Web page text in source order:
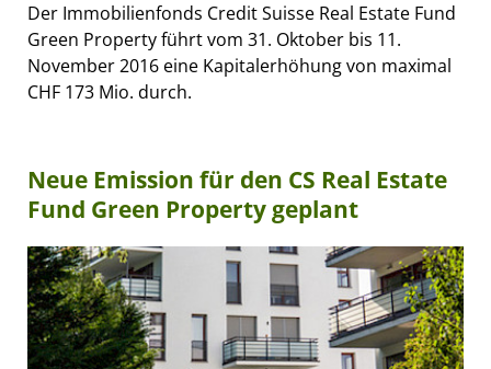
Der Immobilienfonds Credit Suisse Real Estate Fund
Green Property führt vom 31. Oktober bis 11.
November 2016 eine Kapitalerhöhung von maximal
CHF 173 Mio. durch.
Neue Emission für den CS Real Estate
Fund Green Property geplant